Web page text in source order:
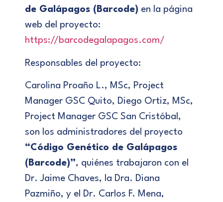
de Galápagos (Barcode) en la página
web del proyecto:
https://barcodegalapagos.com/
Responsables del proyecto:
Carolina Proaño L., MSc, Project
Manager GSC Quito, Diego Ortiz, MSc,
Project Manager GSC San Cristóbal,
son los administradores del proyecto
“Código Genético de Galápagos
(Barcode)”, quiénes trabajaron con el
Dr. Jaime Chaves, la Dra. Diana
Pazmiño, y el Dr. Carlos F. Mena,